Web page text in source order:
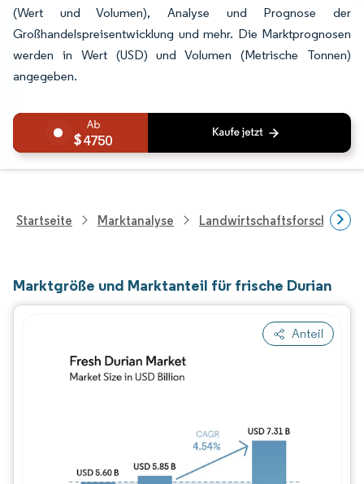
(Wert und Volumen), Analyse und Prognose der
Großhandelspreisentwicklung und mehr. Die Marktprognosen
werden in Wert (USD) und Volumen (Metrische Tonnen)
angegeben.
4750
Startseite Marktanalyse Landwirtschaftsforschung
Marktgröße und Marktanteil für frische Durian
Anteil